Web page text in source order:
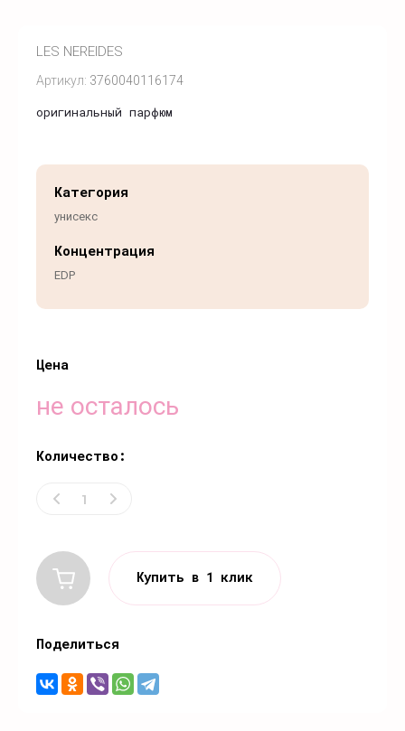
Артикул: 3760040116174
LES NEREIDES
оригинальный парфюм
Цена
не осталось
Количество:
Купить в 1 клик
Категория
унисекс
Концентрация
EDP
Поделиться